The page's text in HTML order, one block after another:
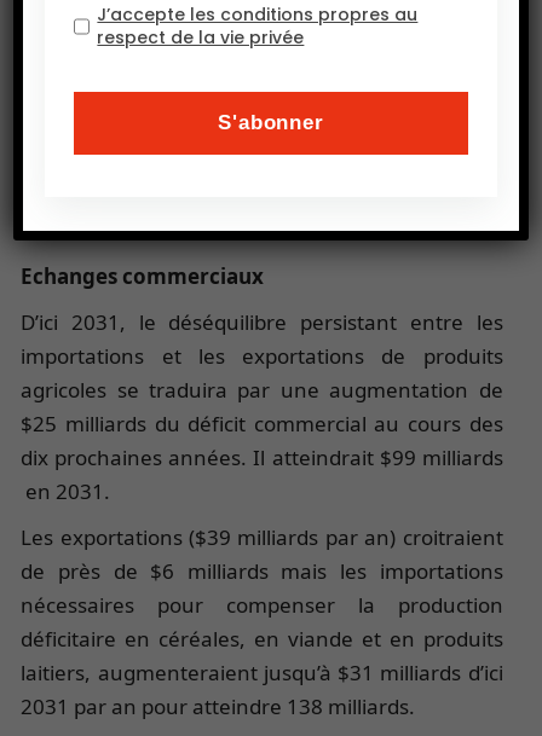
Toutefois 54 % des calories consommées au
Moyen Orient proviendront encore des céréales
mondiale. Et le sucre représentera 9 % de l’apport
calorique total alors que la moyenne mondiale est
Echanges commerciaux
D’ici 2031, le déséquilibre persistant entre les
importations et les exportations de produits
agricoles se traduira par une augmentation de
$25 milliards du déficit commercial au cours des
dix prochaines années. Il atteindrait $99 milliards
en 2031.
Les exportations ($39 milliards par an) croitraient
de près de $6 milliards mais les importations
nécessaires pour compenser la production
déficitaire en céréales, en viande et en produits
laitiers, augmenteraient jusqu’à $31 milliards d’ici
2031 par an pour atteindre 138 milliards.
J’accepte les conditions propres au
respect de la vie privée